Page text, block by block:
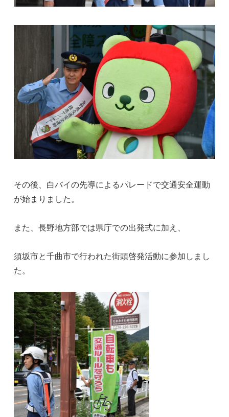
その後、白バイの先導によるパレードで交通安全運動
が始まりました。
また、長野地方部では県庁での出発式に加え、
須坂市と千曲市で行われた街頭啓発活動に参加しまし
た。